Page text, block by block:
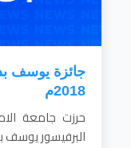
جائزة يوسف
2018م
حرزت جامعة
البرفيسور يوسف